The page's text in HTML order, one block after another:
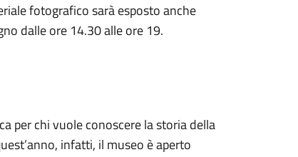
fotografico sarà esposto anche
dalle ore 14.30 alle ore 19.
per chi vuole conoscere la storia della
infatti, il museo è aperto